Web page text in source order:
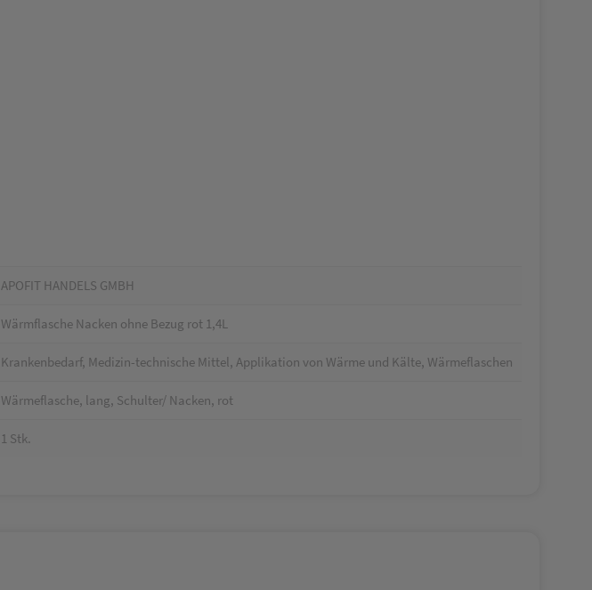
APOFIT HANDELS GMBH
Wärmflasche Nacken ohne Bezug rot 1,4L
Krankenbedarf, Medizin-technische Mittel, Applikation von Wärme und Kälte, Wärmeflaschen
Wärmeflasche, lang, Schulter/ Nacken, rot
1 Stk.